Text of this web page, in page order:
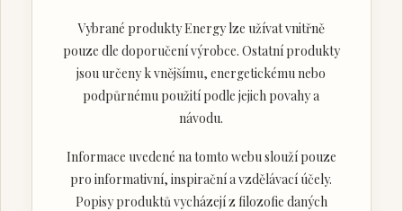
Vybrané produkty Energy lze užívat vnitřně
pouze dle doporučení výrobce. Ostatní produkty
jsou určeny k vnějšímu, energetickému nebo
podpůrnému použití podle jejich povahy a
návodu.
Informace uvedené na tomto webu slouží pouze
pro informativní, inspirační a vzdělávací účely.
Popisy produktů vycházejí z filozofie daných